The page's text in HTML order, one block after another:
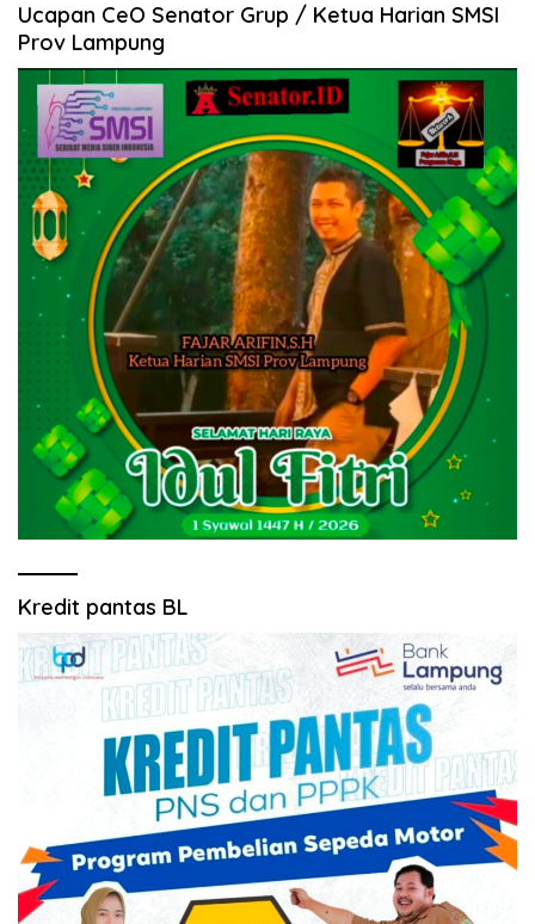
Ucapan CeO Senator Grup / Ketua Harian SMSI
Prov Lampung
Kredit pantas BL